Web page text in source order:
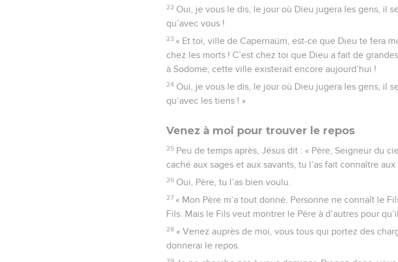
22 Oui, je vous le dis, le jour où Dieu jugera les gens, il
qu’avec vous !
23 « Et toi, ville de Capernaüm, est-ce que Dieu te fera
chez les morts ! C’est chez toi que Dieu a fait de
à Sodome, cette ville existerait encore aujourd’hui !
24 Oui, je vous le dis, le jour où Dieu jugera les gens, il
qu’avec les tiens ! »
Venez à moi pour trouver le repos
25 Peu de temps après, Jésus dit : « Père, Seigneur du
caché aux sages et aux savants, tu l’as fait connaître aux
26 Oui, Père, tu l’as bien voulu.
27 « Mon Père m’a tout donné. Personne ne connaît le
Fils. Mais le Fils veut montrer le Père à d’autres pour
28 « Venez auprès de moi, vous tous qui portez des
donnerai le repos.
29